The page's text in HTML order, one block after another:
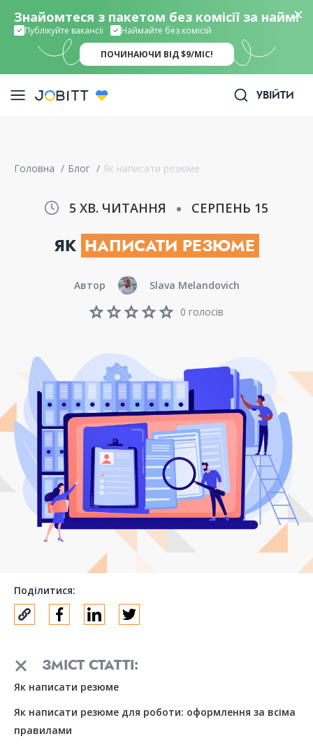
Знайомтеся з пакетом без комісії за найм!
Публікуйте вакансії Наймайте без комісій
ПОЧИНАЮЧИ ВІД $9/МІС!
УВІЙТИ
Головна / Блог / Як написати резюме
5 ХВ. ЧИТАННЯ СЕРПЕНЬ 15
ЯК НАПИСАТИ РЕЗЮМЕ
Автор
Slava Melandovich
0 голосів
Поділитися:
ЗМІСТ СТАТТІ:
Як написати резюме
Як написати резюме для роботи: оформлення за всіма
правилами